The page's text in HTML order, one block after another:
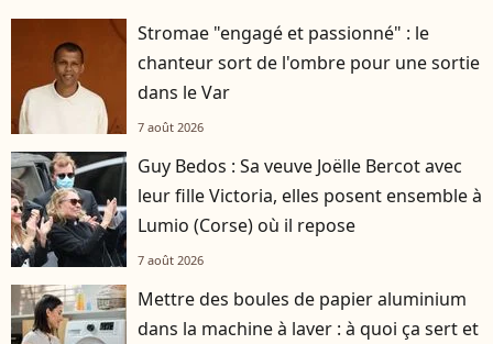
Stromae "engagé et passionné" : le
chanteur sort de l'ombre pour une sortie
dans le Var
7 août 2026
Guy Bedos : Sa veuve Joëlle Bercot avec
leur fille Victoria, elles posent ensemble à
Lumio (Corse) où il repose
7 août 2026
Mettre des boules de papier aluminium
dans la machine à laver : à quoi ça sert et